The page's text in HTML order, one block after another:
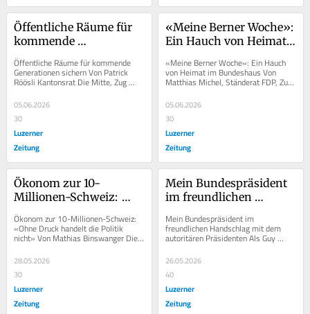
Öffentliche Räume für
kommende
Generationen sichern
Öffentliche Räume für kommende
Generationen sichern Von Patrick
Röösli Kantonsrat Die Mitte, Zug
Mitte-Kantonsrat Patrick Röösli über
den Kauf...
05.06.2026
30
Luzerner
Zeitung
«Meine Berner Woche»:
Ein Hauch von Heimat
«Meine Berner Woche»: Ein Hauch
von Heimat im Bundeshaus Von
Matthias Michel, Ständerat FDP, Zug
FDP-Ständerat Matthias Michel über
seine Woche...
05.06.2026
30
Luzerner
Zeitung
Ökonom zur 10-
Millionen-Schweiz:
«Ohne Druck handelt
die Politik nicht»
Ökonom zur 10-Millionen-Schweiz:
«Ohne Druck handelt die Politik
nicht» Von Mathias Binswanger Die
Wirtschaft wachse auch mit stärker
gelenkter...
28.05.2026
30
Luzerner
Zeitung
Mein Bundespräsident
im freundlichen
autoritären Präsidenten
Mein Bundespräsident im
freundlichen Handschlag mit dem
autoritären Präsidenten Als Guy
schmückt sich die serbische...
26.05.2026
40
Luzerner
Zeitung